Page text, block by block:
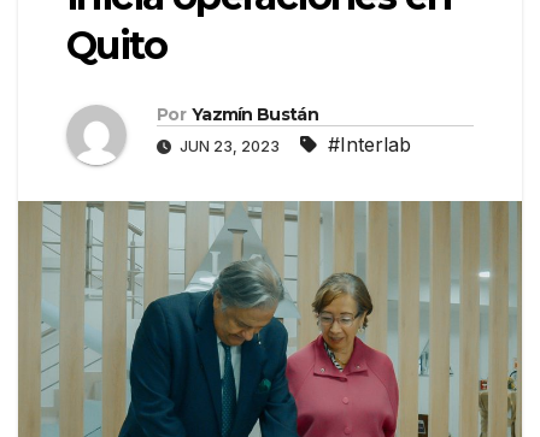
Quito
Por Yazmín Bustán
JUN 23, 2023 #Interlab